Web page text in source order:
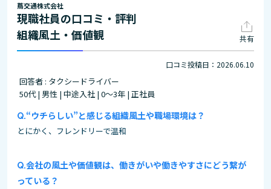
蔦交通株式会社
現職社員の口コミ・評判
組織風土・価値観
共有
口コミ投稿日：2026.06.10
回答者 : タクシードライバー
50代 | 男性 | 中途入社 | 0～3年 | 正社員
“ウチらしい”と感じる組織風土や職場環境は？
とにかく、フレンドリーで温和
会社の風土や価値観は、働きがいや働きやすさにどう繋が
っている？